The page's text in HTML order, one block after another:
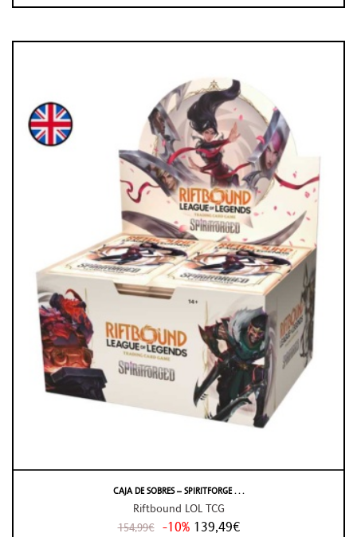
CAJA DE SOBRES – SPIRITFORGE . . .
Riftbound LOL TCG
154,99€ -10% 139,49€